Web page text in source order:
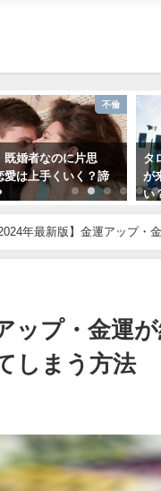
不倫
既婚者なのに片思
は上手くいく？諦
タ
が
い
2024年最新版】金運アップ・
ップ・金運
しまう方法